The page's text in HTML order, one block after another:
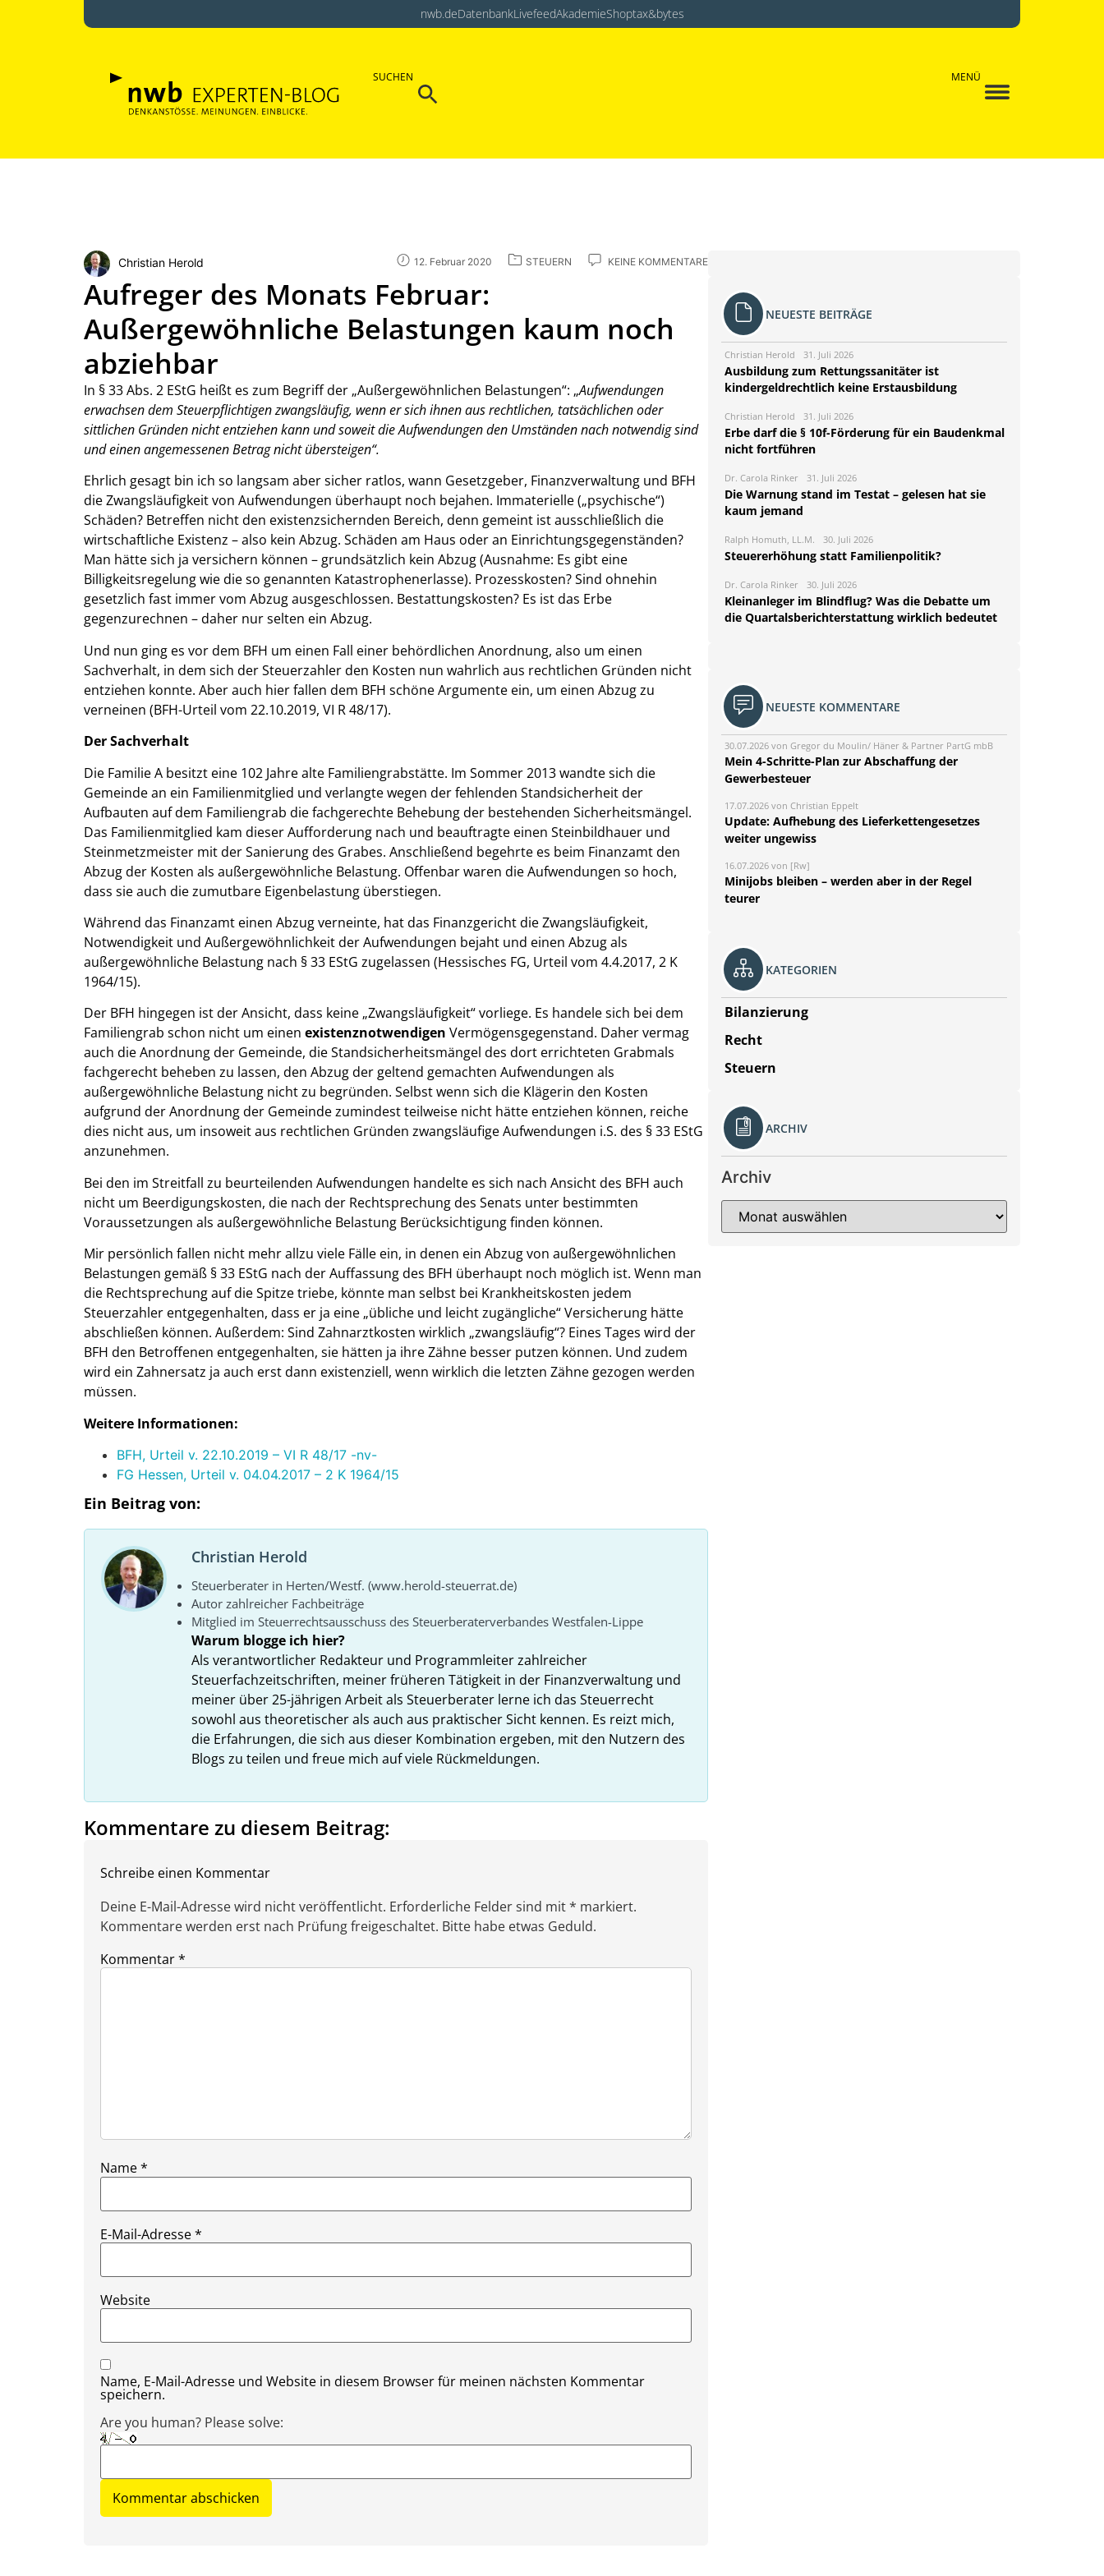
nwb.deDatenbankLivefeedAkademieShoptax&bytes
SUCHEN
Search
MENÜ
Christian Herold 12. Februar 2020 STEUERN KEINE KOMMENTARE
Aufreger des Monats Februar:
Außergewöhnliche Belastungen kaum noch
abziehbar
In § 33 Abs. 2 EStG heißt es zum Begriff der „Außergewöhnlichen Belastungen“: „Aufwendungen
erwachsen dem Steuerpflichtigen zwangsläufig, wenn er sich ihnen aus rechtlichen, tatsächlichen oder
sittlichen Gründen nicht entziehen kann und soweit die Aufwendungen den Umständen nach notwendig sind
und einen angemessenen Betrag nicht übersteigen“.
Ehrlich gesagt bin ich so langsam aber sicher ratlos, wann Gesetzgeber, Finanzverwaltung und BFH
die Zwangsläufigkeit von Aufwendungen überhaupt noch bejahen. Immaterielle („psychische“)
Schäden? Betreffen nicht den existenzsichernden Bereich, denn gemeint ist ausschließlich die
wirtschaftliche Existenz – also kein Abzug. Schäden am Haus oder an Einrichtungsgegenständen?
Man hätte sich ja versichern können – grundsätzlich kein Abzug (Ausnahme: Es gibt eine
Billigkeitsregelung wie die so genannten Katastrophenerlasse). Prozesskosten? Sind ohnehin
gesetzlich fast immer vom Abzug ausgeschlossen. Bestattungskosten? Es ist das Erbe
gegenzurechnen – daher nur selten ein Abzug.
Und nun ging es vor dem BFH um einen Fall einer behördlichen Anordnung, also um einen
Sachverhalt, in dem sich der Steuerzahler den Kosten nun wahrlich aus rechtlichen Gründen nicht
entziehen konnte. Aber auch hier fallen dem BFH schöne Argumente ein, um einen Abzug zu
verneinen (BFH-Urteil vom 22.10.2019, VI R 48/17).
Der Sachverhalt
Die Familie A besitzt eine 102 Jahre alte Familiengrabstätte. Im Sommer 2013 wandte sich die
Gemeinde an ein Familienmitglied und verlangte wegen der fehlenden Standsicherheit der
Aufbauten auf dem Familiengrab die fachgerechte Behebung der bestehenden Sicherheitsmängel.
Das Familienmitglied kam dieser Aufforderung nach und beauftragte einen Steinbildhauer und
Steinmetzmeister mit der Sanierung des Grabes. Anschließend begehrte es beim Finanzamt den
Abzug der Kosten als außergewöhnliche Belastung. Offenbar waren die Aufwendungen so hoch,
dass sie auch die zumutbare Eigenbelastung überstiegen.
Während das Finanzamt einen Abzug verneinte, hat das Finanzgericht die Zwangsläufigkeit,
Notwendigkeit und Außergewöhnlichkeit der Aufwendungen bejaht und einen Abzug als
außergewöhnliche Belastung nach § 33 EStG zugelassen (Hessisches FG, Urteil vom 4.4.2017, 2 K
1964/15).
Der BFH hingegen ist der Ansicht, dass keine „Zwangsläufigkeit“ vorliege. Es handele sich bei dem
Familiengrab schon nicht um einen existenznotwendigen Vermögensgegenstand. Daher vermag
auch die Anordnung der Gemeinde, die Standsicherheitsmängel des dort errichteten Grabmals
fachgerecht beheben zu lassen, den Abzug der geltend gemachten Aufwendungen als
außergewöhnliche Belastung nicht zu begründen. Selbst wenn sich die Klägerin den Kosten
aufgrund der Anordnung der Gemeinde zumindest teilweise nicht hätte entziehen können, reiche
dies nicht aus, um insoweit aus rechtlichen Gründen zwangsläufige Aufwendungen i.S. des § 33 EStG
anzunehmen.
Bei den im Streitfall zu beurteilenden Aufwendungen handelte es sich nach Ansicht des BFH auch
nicht um Beerdigungskosten, die nach der Rechtsprechung des Senats unter bestimmten
Voraussetzungen als außergewöhnliche Belastung Berücksichtigung finden können.
Mir persönlich fallen nicht mehr allzu viele Fälle ein, in denen ein Abzug von außergewöhnlichen
Belastungen gemäß § 33 EStG nach der Auffassung des BFH überhaupt noch möglich ist. Wenn man
die Rechtsprechung auf die Spitze triebe, könnte man selbst bei Krankheitskosten jedem
Steuerzahler entgegenhalten, dass er ja eine „übliche und leicht zugängliche“ Versicherung hätte
abschließen können. Außerdem: Sind Zahnarztkosten wirklich „zwangsläufig“? Eines Tages wird der
BFH den Betroffenen entgegenhalten, sie hätten ja ihre Zähne besser putzen können. Und zudem
wird ein Zahnersatz ja auch erst dann existenziell, wenn wirklich die letzten Zähne gezogen werden
müssen.
Weitere Informationen:
BFH, Urteil v. 22.10.2019 – VI R 48/17 -nv-
FG Hessen, Urteil v. 04.04.2017 – 2 K 1964/15
Ein Beitrag von:
Christian Herold
Steuerberater in Herten/Westf. (www.herold-steuerrat.de)
Autor zahlreicher Fachbeiträge
Mitglied im Steuerrechtsausschuss des Steuerberaterverbandes Westfalen-Lippe
Warum blogge ich hier?
Als verantwortlicher Redakteur und Programmleiter zahlreicher
Steuerfachzeitschriften, meiner früheren Tätigkeit in der Finanzverwaltung und
meiner über 25-jährigen Arbeit als Steuerberater lerne ich das Steuerrecht
sowohl aus theoretischer als auch aus praktischer Sicht kennen. Es reizt mich,
die Erfahrungen, die sich aus dieser Kombination ergeben, mit den Nutzern des
Blogs zu teilen und freue mich auf viele Rückmeldungen.
Kommentare zu diesem Beitrag:
Schreibe einen Kommentar
Deine E-Mail-Adresse wird nicht veröffentlicht. Erforderliche Felder sind mit * markiert.
Kommentare werden erst nach Prüfung freigeschaltet. Bitte habe etwas Geduld.
Kommentar*
Name*
E-Mail-Adresse*
Website
Name, E-Mail-Adresse und Website in diesem Browser für meinen nächsten Kommentar
speichern.
Are you human? Please solve:
NEUESTE BEITRÄGE
Christian Herold 31. Juli 2026
Ausbildung zum Rettungssanitäter ist
kindergeldrechtlich keine Erstausbildung
Christian Herold 31. Juli 2026
Erbe darf die § 10f-Förderung für ein Baudenkmal
nicht fortführen
Dr. Carola Rinker 31. Juli 2026
Die Warnung stand im Testat – gelesen hat sie
kaum jemand
Ralph Homuth, LL.M. 30. Juli 2026
Steuererhöhung statt Familienpolitik?
Dr. Carola Rinker 30. Juli 2026
Kleinanleger im Blindflug? Was die Debatte um
die Quartalsberichterstattung wirklich bedeutet
NEUESTE KOMMENTARE
30.07.2026 von Gregor du Moulin/ Häner & Partner PartG mbB
Mein 4-Schritte-Plan zur Abschaffung der
Gewerbesteuer
17.07.2026 von Christian Eppelt
Update: Aufhebung des Lieferkettengesetzes
weiter ungewiss
16.07.2026 von [Rw]
Minijobs bleiben – werden aber in der Regel
teurer
KATEGORIEN
Bilanzierung
Recht
Steuern
ARCHIV
Archiv